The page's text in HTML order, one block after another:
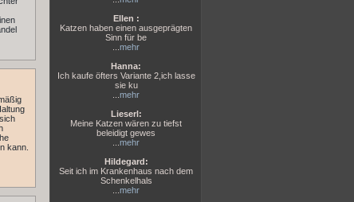
kann.
Ellen :
Katzen haben einen ausgeprägten
Sinn für be
mehr
Hanna:
Ich kaufe öfters Variante 2,ich lasse
sie ku
mehr
Lieserl:
Meine Katzen wären zu tiefst
beleidigt gewes
mehr
Hildegard:
Seit ich im Krankenhaus nach dem
Schenkelhals
mehr